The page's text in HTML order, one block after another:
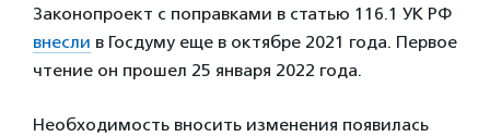
Законопроект с поправками в статью 116.1 УК РФ
внесли в Госдуму еще в октябре 2021 года. Первое
чтение он прошел 25 января 2022 года.
Необходимость вносить изменения появилась